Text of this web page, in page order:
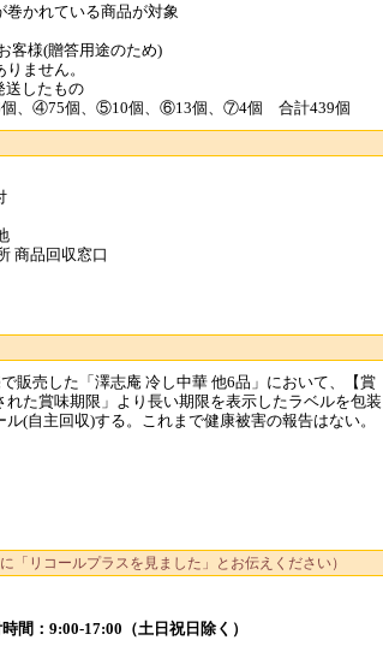
巻かれている商品が対象
客様(贈答用途のため)
ません。
したもの
、④75個、⑤10個、⑥13個、⑦4個 合計439個
商品回収窓口
販売した「澤志庵 冷し中華 他6品」において、【賞
た賞味期限」より長い期限を表示したラベルを包装
(自主回収)する。これまで健康被害の報告はない。
に「リコールプラスを見ました」とお伝えください）
間：9:00-17:00（土日祝日除く）